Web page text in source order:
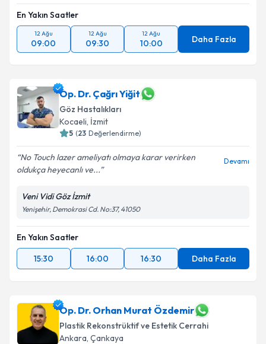
En Yakın Saatler
12 Ağu
09:00
12 Ağu
09:30
12 Ağu
10:00 Daha Fazla
Op. Dr. Çağrı Yiğit
Göz Hastalıkları
Kocaeli, İzmit
5 (23 Değerlendirme)
No Touch lazer ameliyatı olmaya karar verirken
oldukça heyecanlı ve...
Devamı
Veni Vidi Göz İzmit
Yenişehir, Demokrasi Cd. No:37, 41050
En Yakın Saatler
15:30
16:00 16:30 Daha Fazla
Op. Dr. Orhan Murat Özdemir
Plastik Rekonstrüktif ve Estetik Cerrahi
Ankara, Çankaya